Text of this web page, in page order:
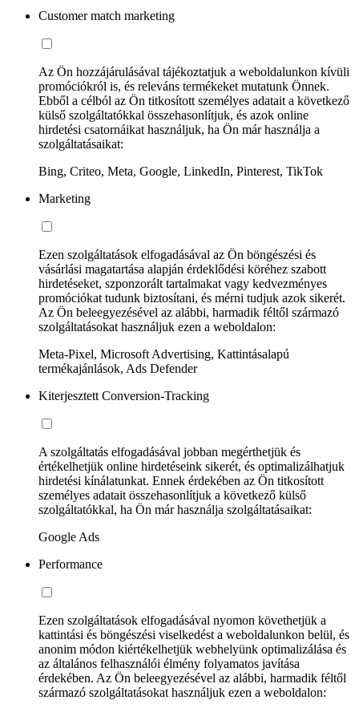
Customer match marketing
Az Ön hozzájárulásával tájékoztatjuk a weboldalunkon kívüli
promóciókról is, és releváns termékeket mutatunk Önnek.
Ebből a célból az Ön titkosított személyes adatait a következő
külső szolgáltatókkal összehasonlítjuk, és azok online
hirdetési csatornáikat használjuk, ha Ön már használja a
szolgáltatásaikat:
Bing, Criteo, Meta, Google, LinkedIn, Pinterest, TikTok
Marketing
Ezen szolgáltatások elfogadásával az Ön böngészési és
vásárlási magatartása alapján érdeklődési köréhez szabott
hirdetéseket, szponzorált tartalmakat vagy kedvezményes
promóciókat tudunk biztosítani, és mérni tudjuk azok sikerét.
Az Ön beleegyezésével az alábbi, harmadik féltől származó
szolgáltatásokat használjuk ezen a weboldalon:
Meta-Pixel, Microsoft Advertising, Kattintásalapú
termékajánlások, Ads Defender
Kiterjesztett Conversion-Tracking
A szolgáltatás elfogadásával jobban megérthetjük és
értékelhetjük online hirdetéseink sikerét, és optimalizálhatjuk
hirdetési kínálatunkat. Ennek érdekében az Ön titkosított
személyes adatait összehasonlítjuk a következő külső
szolgáltatókkal, ha Ön már használja szolgáltatásaikat:
Google Ads
Performance
Ezen szolgáltatások elfogadásával nyomon követhetjük a
kattintási és böngészési viselkedést a weboldalunkon belül, és
anonim módon kiértékelhetjük webhelyünk optimalizálása és
az általános felhasználói élmény folyamatos javítása
érdekében. Az Ön beleegyezésével az alábbi, harmadik féltől
származó szolgáltatásokat használjuk ezen a weboldalon: